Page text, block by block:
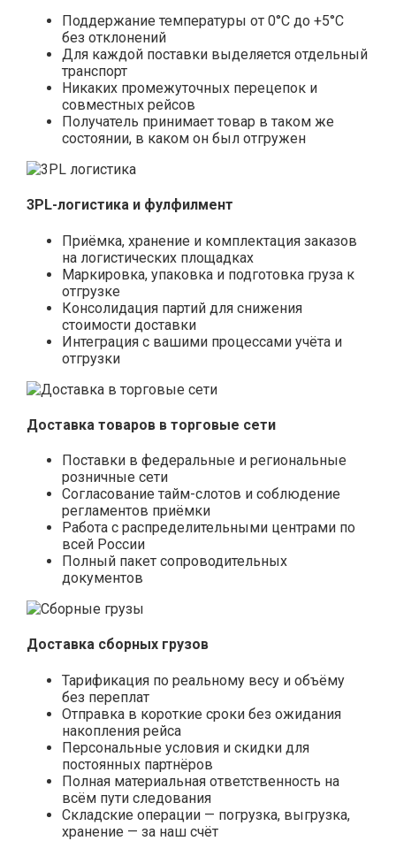
Поддержание температуры от 0°С до +5°С
без отклонений
Для каждой поставки выделяется отдельный
транспорт
Никаких промежуточных перецепок и
совместных рейсов
Получатель принимает товар в таком же
состоянии, в каком он был отгружен
3PL-логистика и фулфилмент
Приёмка, хранение и комплектация заказов
на логистических площадках
Маркировка, упаковка и подготовка груза к
отгрузке
Консолидация партий для снижения
стоимости доставки
Интеграция с вашими процессами учёта и
отгрузки
Доставка товаров в торговые сети
Поставки в федеральные и региональные
розничные сети
Согласование тайм-слотов и соблюдение
регламентов приёмки
Работа с распределительными центрами по
всей России
Полный пакет сопроводительных
документов
Доставка сборных грузов
Тарификация по реальному весу и объёму
без переплат
Отправка в короткие сроки без ожидания
накопления рейса
Персональные условия и скидки для
постоянных партнёров
Полная материальная ответственность на
всём пути следования
Складские операции — погрузка, выгрузка,
хранение — за наш счёт